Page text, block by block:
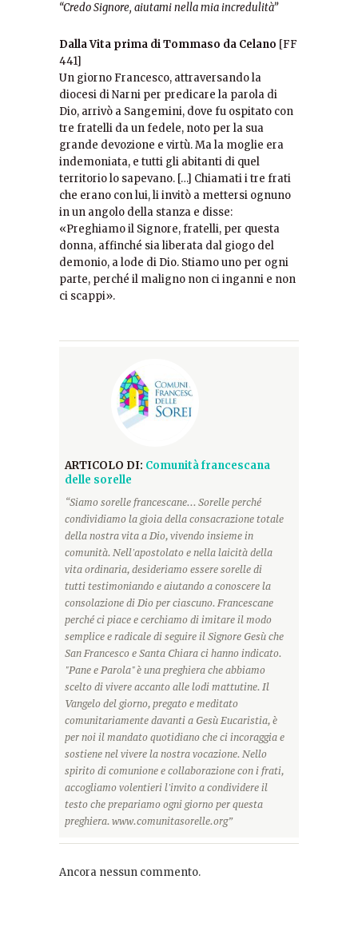
“Credo Signore, aiutami nella mia incredulità”
Dalla Vita prima di Tommaso da Celano [FF
441]
Un giorno Francesco, attraversando la
diocesi di Narni per predicare la parola di
Dio, arrivò a Sangemini, dove fu ospitato con
tre fratelli da un fedele, noto per la sua
grande devozione e virtù. Ma la moglie era
indemoniata, e tutti gli abitanti di quel
territorio lo sapevano. […] Chiamati i tre frati
che erano con lui, li invitò a mettersi ognuno
in un angolo della stanza e disse:
«Preghiamo il Signore, fratelli, per questa
donna, affinché sia liberata dal giogo del
demonio, a lode di Dio. Stiamo uno per ogni
parte, perché il maligno non ci inganni e non
ci scappi».
ARTICOLO DI: Comunità francescana
delle sorelle
“Siamo sorelle francescane... Sorelle perché
condividiamo la gioia della consacrazione totale
della nostra vita a Dio, vivendo insieme in
comunità. Nell'apostolato e nella laicità della
vita ordinaria, desideriamo essere sorelle di
tutti testimoniando e aiutando a conoscere la
consolazione di Dio per ciascuno. Francescane
perché ci piace e cerchiamo di imitare il modo
semplice e radicale di seguire il Signore Gesù che
San Francesco e Santa Chiara ci hanno indicato.
"Pane e Parola" è una preghiera che abbiamo
scelto di vivere accanto alle lodi mattutine. Il
Vangelo del giorno, pregato e meditato
comunitariamente davanti a Gesù Eucaristia, è
per noi il mandato quotidiano che ci incoraggia e
sostiene nel vivere la nostra vocazione. Nello
spirito di comunione e collaborazione con i frati,
accogliamo volentieri l'invito a condividere il
testo che prepariamo ogni giorno per questa
preghiera. www.comunitasorelle.org”
Ancora nessun commento.